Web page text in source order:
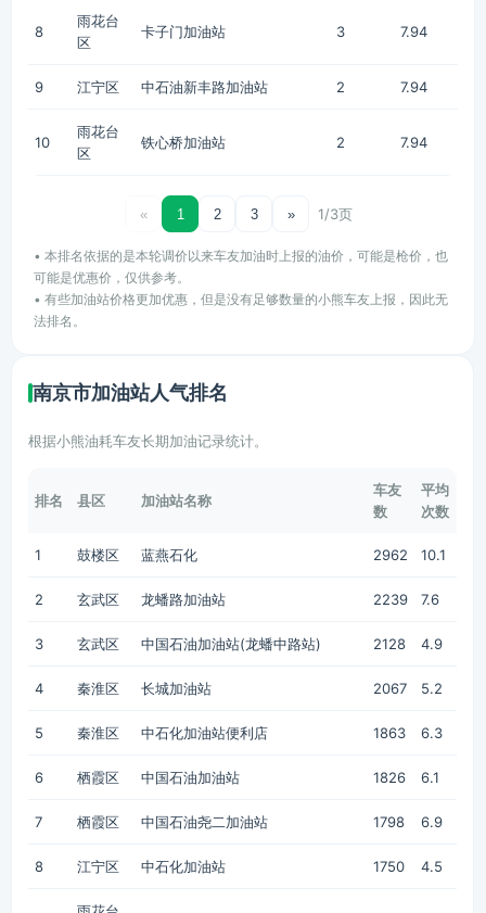
8
雨花台
区
卡子门加油站 3 7.94
9 江宁区 中石油新丰路加油站 2 7.94
10
雨花台
区
铁心桥加油站 2 7.94
« 1 2 3 » 1/3页
• 本排名依据的是本轮调价以来车友加油时上报的油价，可能是枪价，也
可能是优惠价，仅供参考。
• 有些加油站价格更加优惠，但是没有足够数量的小熊车友上报，因此无
法排名。
南京市加油站人气排名
根据小熊油耗车友长期加油记录统计。
排名 县区 加油站名称
车友
数
平均
次数
1 鼓楼区 蓝燕石化 2962 10.1
2 玄武区 龙蟠路加油站 2239 7.6
3 玄武区 中国石油加油站(龙蟠中路站) 2128 4.9
4 秦淮区 长城加油站 2067 5.2
5 秦淮区 中石化加油站便利店 1863 6.3
6 栖霞区 中国石油加油站 1826 6.1
7 栖霞区 中国石油尧二加油站 1798 6.9
8 江宁区 中石化加油站 1750 4.5